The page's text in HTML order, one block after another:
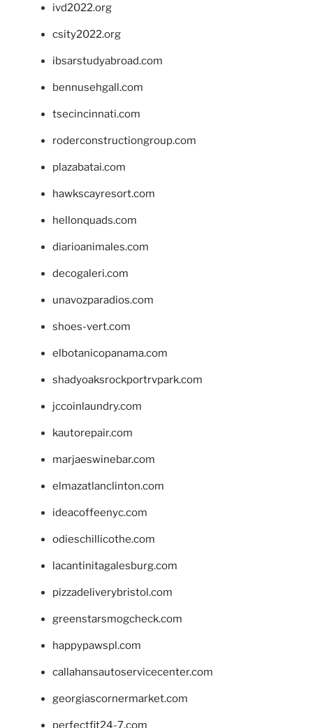
ivd2022.org
csity2022.org
ibsarstudyabroad.com
bennusehgall.com
tsecincinnati.com
roderconstructiongroup.com
plazabatai.com
hawkscayresort.com
hellonquads.com
diarioanimales.com
decogaleri.com
unavozparadios.com
shoes-vert.com
elbotanicopanama.com
shadyoaksrockportrvpark.com
jccoinlaundry.com
kautorepair.com
marjaeswinebar.com
elmazatlanclinton.com
ideacoffeenyc.com
odieschillicothe.com
lacantinitagalesburg.com
pizzadeliverybristol.com
greenstarsmogcheck.com
happypawspl.com
callahansautoservicecenter.com
georgiascornermarket.com
perfectfit24-7.com